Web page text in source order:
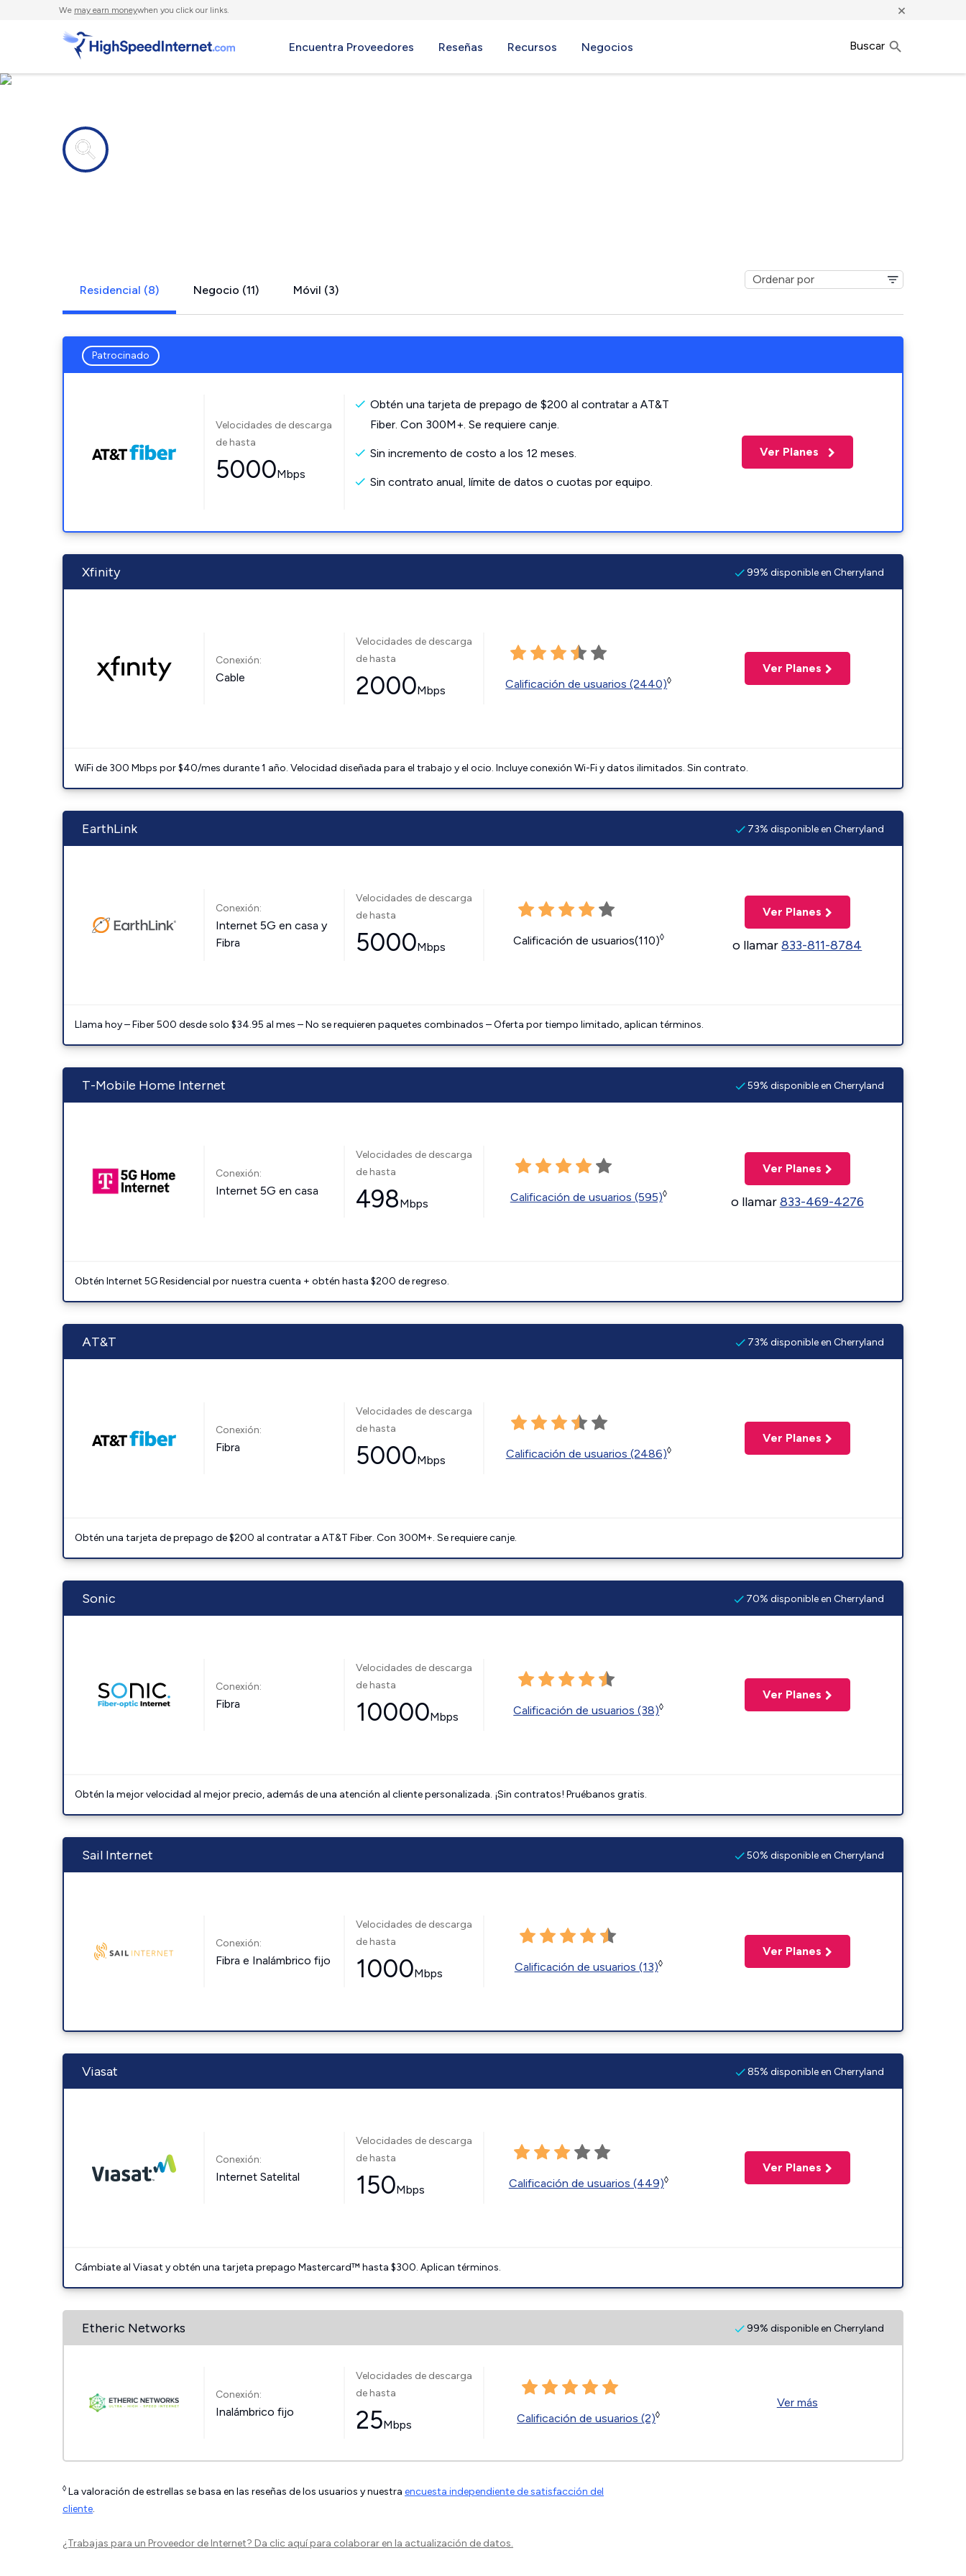
We may earn moneywhen you click our links. ×
Encuentra Proveedores Reseñas Recursos Negocios Buscar
Residencial (8) Negocio (11) Móvil (3)
Patrocinado
Velocidades de descarga
de hasta
5000Mbps
Obtén una tarjeta de prepago de $200 al contratar a AT&T
Fiber. Con 300M+. Se requiere canje.
Sin incremento de costo a los 12 meses.
Sin contrato anual, límite de datos o cuotas por equipo.
Ver Planes
Xfinity 99% disponible en Cherryland
Conexión:
Cable
Velocidades de descarga
de hasta
2000Mbps Calificación de usuarios (2440)◊
Ver Planes
WiFi de 300 Mbps por $40/mes durante 1 año. Velocidad diseñada para el trabajo y el ocio. Incluye conexión Wi-Fi y datos ilimitados. Sin contrato.
EarthLink 73% disponible en Cherryland
Conexión:
Internet 5G en casa y
Fibra
Velocidades de descarga
de hasta
5000Mbps Calificación de usuarios(110)◊
Ver Planes
o llamar833-811-8784
Llama hoy – Fiber 500 desde solo $34.95 al mes – No se requieren paquetes combinados – Oferta por tiempo limitado, aplican términos.
T-Mobile Home Internet 59% disponible en Cherryland
Conexión:
Internet 5G en casa
Velocidades de descarga
de hasta
498Mbps Calificación de usuarios (595)◊
Ver Planes
o llamar833-469-4276
Obtén Internet 5G Residencial por nuestra cuenta + obtén hasta $200 de regreso.
AT&T 73% disponible en Cherryland
Conexión:
Fibra
Velocidades de descarga
de hasta
5000Mbps Calificación de usuarios (2486)◊
Ver Planes
Obtén una tarjeta de prepago de $200 al contratar a AT&T Fiber. Con 300M+. Se requiere canje.
Sonic 70% disponible en Cherryland
Conexión:
Fibra
Velocidades de descarga
de hasta
10000Mbps Calificación de usuarios (38)◊
Ver Planes
Obtén la mejor velocidad al mejor precio, además de una atención al cliente personalizada. ¡Sin contratos! Pruébanos gratis.
Sail Internet 50% disponible en Cherryland
Conexión:
Fibra e Inalámbrico fijo
Velocidades de descarga
de hasta
1000Mbps Calificación de usuarios (13)◊
Ver Planes
Viasat 85% disponible en Cherryland
Conexión:
Internet Satelital
Velocidades de descarga
de hasta
150Mbps Calificación de usuarios (449)◊
Ver Planes
Cámbiate al Viasat y obtén una tarjeta prepago Mastercard™ hasta $300. Aplican términos.
Etheric Networks 99% disponible en Cherryland
Conexión:
Inalámbrico fijo
Velocidades de descarga
de hasta
25Mbps Calificación de usuarios (2)◊
Ver más
◊ La valoración de estrellas se basa en las reseñas de los usuarios y nuestra encuesta independiente de satisfacción del
cliente.
¿Trabajas para un Proveedor de Internet? Da clic aquípara colaborar en la actualización de datos.